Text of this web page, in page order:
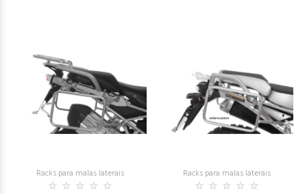
Racks para malas laterais Racks para malas laterais